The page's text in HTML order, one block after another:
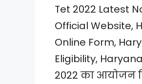
Tet 2022 Latest
Official Website,
Online Form,
Eligibility,
2022 का आयोजन